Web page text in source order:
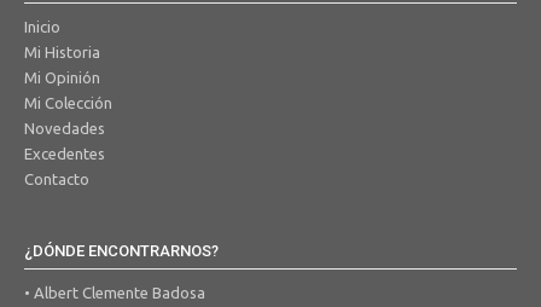
Inicio
Mi Historia
Mi Opinión
Mi Colección
Novedades
Excedentes
Contacto
¿DÓNDE ENCONTRARNOS?
• Albert Clemente Badosa